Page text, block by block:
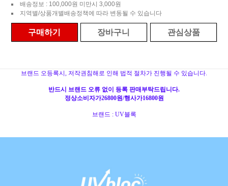
배송정보 : 100,000원 미만시 3,000원
지역별/상품개별배송정책에 따라 변동될 수 있습니다
구매하기 장바구니 관심상품
브랜드 오등록시, 저작권침해로 인해 법적 절차가 진행될 수 있습니다.
반드시 브랜드 오류 없이 등록 판매부탁드립니다.
정상소비자가26800원/행사가16800원
브랜드 : UV블록